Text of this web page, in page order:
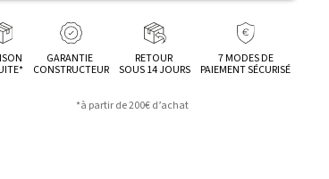
GARANTIE
CONSTRUCTEUR
RETOUR
SOUS 14 JOURS
7 MODES DE
PAIEMENT SÉCURISÉ
*à partir de 200€ d’achat